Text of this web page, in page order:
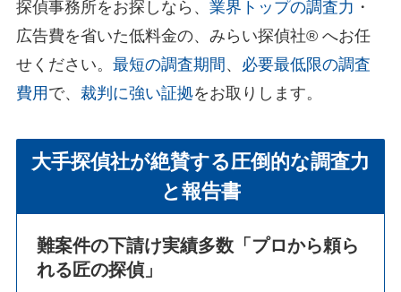
探偵事務所をお探しなら、 業界トップの調査力 ・
広告費を省いた低料金の、みらい探偵社®︎ へお任
せください。 最短の調査期間 、 必要最低限の調査
費用 で、 裁判に強い証拠をお取りします。
大手探偵社が絶賛する圧倒的な調査力
と報告書
難案件の下請け実績多数 「プロから頼ら
れる匠の探偵」